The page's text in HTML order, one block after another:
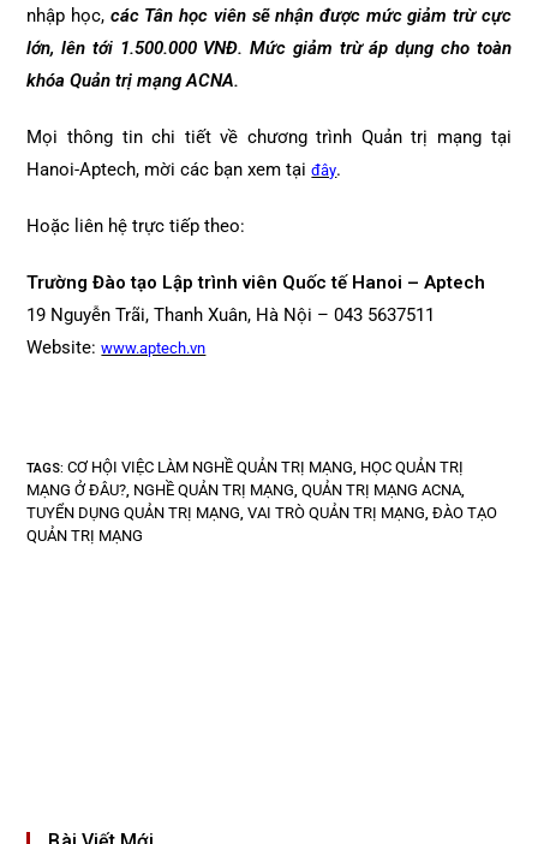
nhập học, các Tân học viên sẽ nhận được mức giảm trừ cực
lớn, lên tới 1.500.000 VNĐ. Mức giảm trừ áp dụng cho toàn
khóa Quản trị mạng ACNA.
Mọi thông tin chi tiết về chương trình Quản trị mạng tại
Hanoi-Aptech, mời các bạn xem tạiđây.
Hoặc liên hệ trực tiếp theo:
Trường Đào tạo Lập trình viên Quốc tế Hanoi – Aptech
19 Nguyễn Trãi, Thanh Xuân, Hà Nội – 043 5637511
Website:www.aptech.vn
TAGS:CƠ HỘI VIỆC LÀM NGHỀ QUẢN TRỊ MẠNG, HỌC QUẢN TRỊ
MẠNG Ở ĐÂU?, NGHỀ QUẢN TRỊ MẠNG, QUẢN TRỊ MẠNG ACNA,
TUYỂN DỤNG QUẢN TRỊ MẠNG, VAI TRÒ QUẢN TRỊ MẠNG, ĐÀO TẠO
QUẢN TRỊ MẠNG